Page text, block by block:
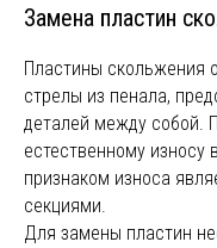
Замена пластин
Пластины скольжения
стрелы из пенала,
деталей между собой.
естественному
признаком износа
секциями.
Для замены пластин
В фотогалерее
выполненных работ по
КМУ.